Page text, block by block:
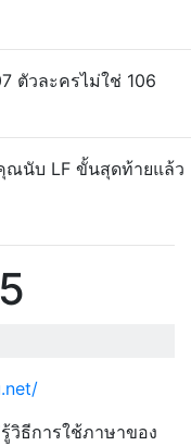
ตัวละครไม่ใช่ 106
ณนับ LF ขั้นสุดท้ายแล้ว
ธีการใช้ภาษาของ